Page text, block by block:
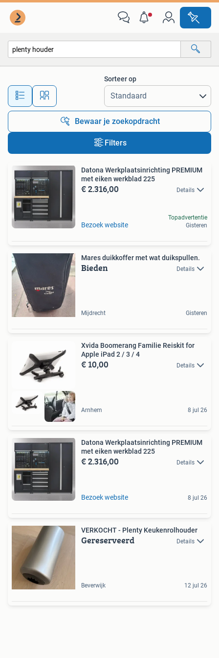
Alle afstanden…
Sorteer op
Bewaar je zoekopdracht
Filters
Datona Werkplaatsinrichting PREMIUM
met eiken werkblad 225
€ 2.316,00 Details
Bezoek website
Topadvertentie
Gisteren
Mares duikkoffer met wat duikspullen.
Bieden Details
Mijdrecht Gisteren
Xvida Boomerang Familie Reiskit for
Apple iPad 2 / 3 / 4
€ 10,00 Details
Arnhem 8 jul 26
Datona Werkplaatsinrichting PREMIUM
met eiken werkblad 225
€ 2.316,00 Details
Bezoek website 8 jul 26
VERKOCHT - Plenty Keukenrolhouder
Gereserveerd Details
Beverwijk 12 jul 26